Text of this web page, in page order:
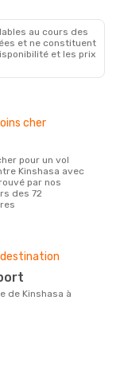
au cours des
et ne constituent
et les prix
cher
Kinshasa avec
par nos
des 72